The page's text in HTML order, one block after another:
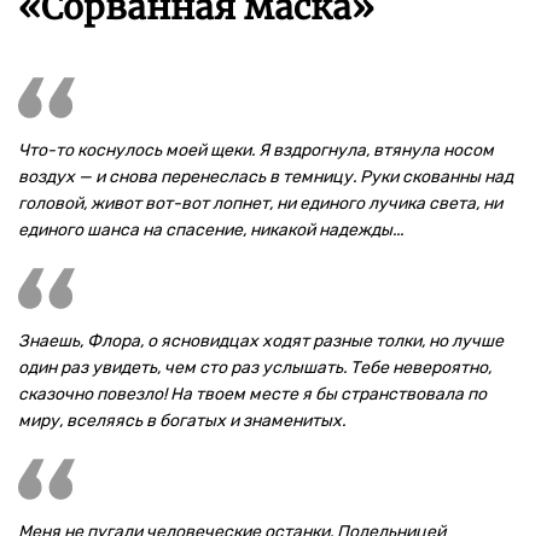
Что-то коснулось моей щеки. Я вздрогнула, втянула носом
воздух — и снова перенеслась в темницу. Руки скованны над
головой, живот вот-вот лопнет, ни единого лучика света, ни
единого шанса на спасение, никакой надежды...
Знаешь, Флора, о ясновидцах ходят разные толки, но лучше
один раз увидеть, чем сто раз услышать. Тебе невероятно,
сказочно повезло! На твоем месте я бы странствовала по
миру, вселяясь в богатых и знаменитых.